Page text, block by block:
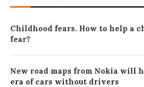
Childhood fears. How to help a
fear?
New road maps from Nokia will
era of cars without drivers